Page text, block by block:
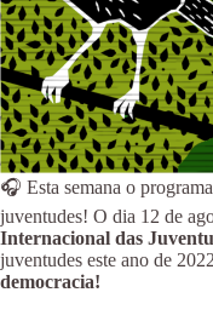
🎧 Esta semana o
juventudes! O dia 12 de
Internacional das
juventudes este ano de
democracia!